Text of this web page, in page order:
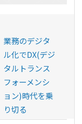
業務のデジタ
ル化でDX(デジ
タルトランス
フォーメンシ
ョン)時代を乗
り切る